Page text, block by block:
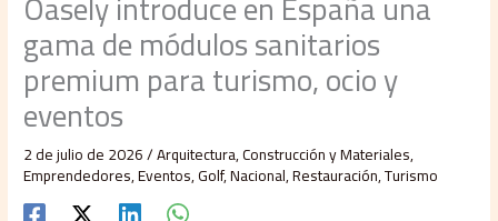
gama de módulos sanitarios
premium para turismo, ocio y
eventos
2 de julio de 2026/Arquitectura,Construcción y Materiales,
Emprendedores,Eventos,Golf,Nacional,Restauración,Turismo